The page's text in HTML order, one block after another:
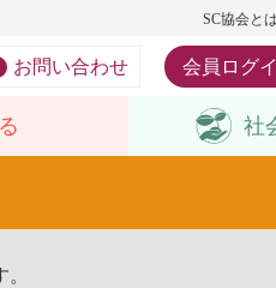
SC協会とは
お問い合わせ 会員ログ
社